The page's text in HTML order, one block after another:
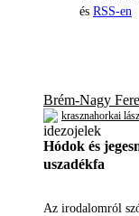
és RSS-en
Brém-Nagy
krasznahorkai
Hódok és
uszadékfa
Az irodalomról